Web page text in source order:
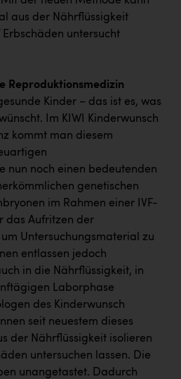
Research Institute
technology gmbh
aus der Nährflüssigkeit
untersucht
Reproduktionsmedizin
Kinder – das ist es, was
Im KIWI Kinderwunsch
kommt man diesem
nun noch einen bedeutenden
genetischen
im Rahmen einer IVF-
das Aufritzen der
Untersuchungsmaterial zu
entlassen jedoch
in die Nährflüssigkeit, in
Laborphase
des Kinderwunsch
seit neuestem dieses
der Nährflüssigkeit isolieren
untersuchen lassen. Die
unangetastet. Dadurch